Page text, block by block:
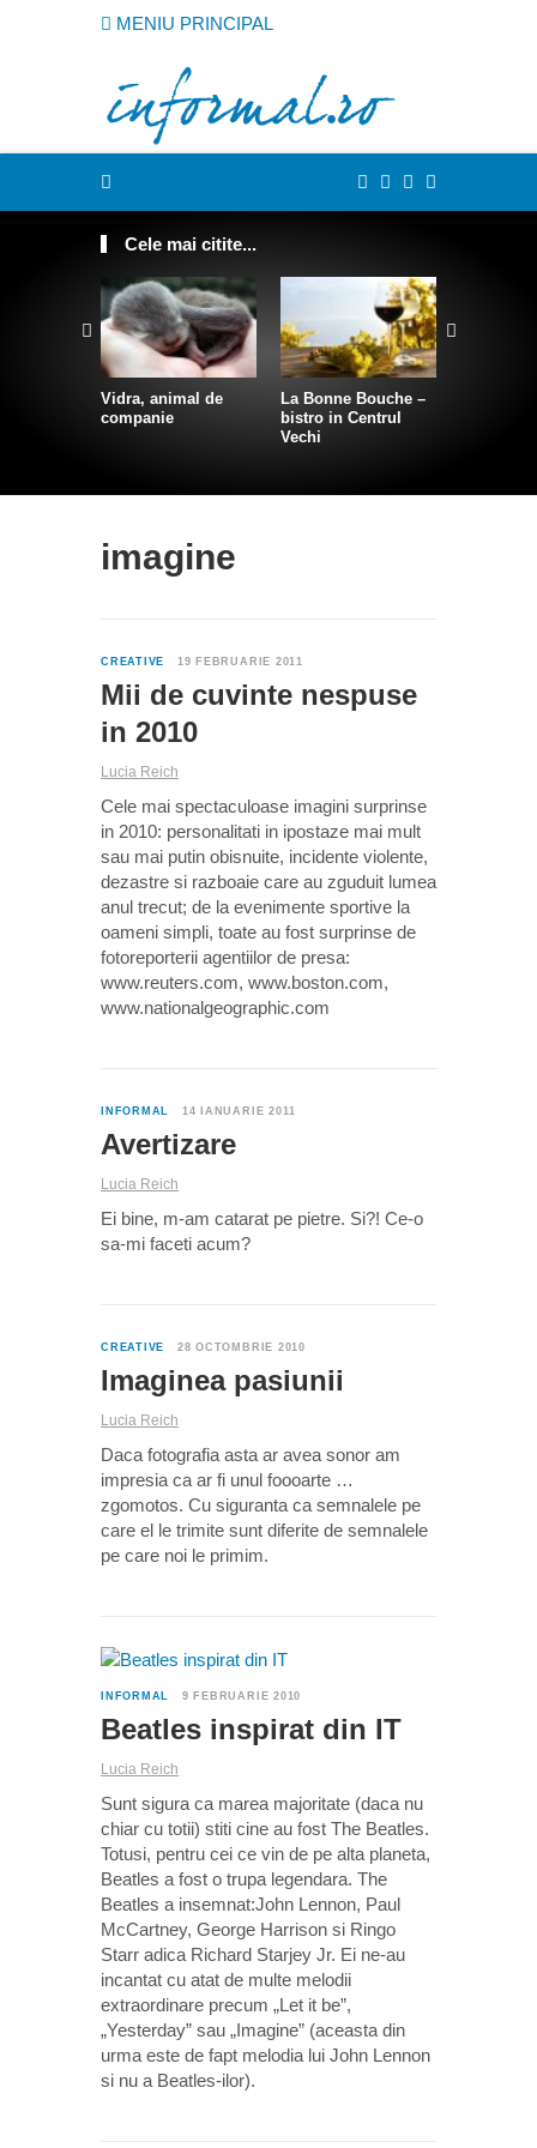
MENIU PRINCIPAL
Cele mai citite...
Vidra, animal de
companie
La Bonne Bouche –
bistro in Centrul
Vechi
imagine
CREATIVE 19 FEBRUARIE 2011
Mii de cuvinte nespuse
in 2010
Lucia Reich
Cele mai spectaculoase imagini surprinse
in 2010: personalitati in ipostaze mai mult
sau mai putin obisnuite, incidente violente,
dezastre si razboaie care au zguduit lumea
anul trecut; de la evenimente sportive la
oameni simpli, toate au fost surprinse de
fotoreporterii agentiilor de presa:
www.reuters.com, www.boston.com,
www.nationalgeographic.com
INFORMAL 14 IANUARIE 2011
Avertizare
Lucia Reich
Ei bine, m-am catarat pe pietre. Si?! Ce-o
sa-mi faceti acum?
CREATIVE 28 OCTOMBRIE 2010
Imaginea pasiunii
Lucia Reich
Daca fotografia asta ar avea sonor am
impresia ca ar fi unul foooarte …
zgomotos. Cu siguranta ca semnalele pe
care el le trimite sunt diferite de semnalele
pe care noi le primim.
INFORMAL 9 FEBRUARIE 2010
Beatles inspirat din IT
Lucia Reich
Sunt sigura ca marea majoritate (daca nu
chiar cu totii) stiti cine au fost The Beatles.
Totusi, pentru cei ce vin de pe alta planeta,
Beatles a fost o trupa legendara. The
Beatles a insemnat:John Lennon, Paul
McCartney, George Harrison si Ringo
Starr adica Richard Starjey Jr. Ei ne-au
incantat cu atat de multe melodii
extraordinare precum „Let it be”,
„Yesterday” sau „Imagine” (aceasta din
urma este de fapt melodia lui John Lennon
si nu a Beatles-ilor).